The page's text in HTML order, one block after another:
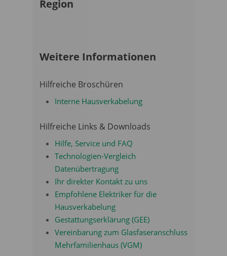
Region
Weitere Informationen
Hilfreiche Broschüren
Interne Hausverkabelung
Hilfreiche Links & Downloads
Hilfe, Service und FAQ
Technologien-Vergleich
Datenübertragung
Ihr direkter Kontakt zu uns
Empfohlene Elektriker für die
Hausverkabelung
Gestattungserklärung (GEE)
Vereinbarung zum Glasfaseranschluss
Mehrfamilienhaus (VGM)